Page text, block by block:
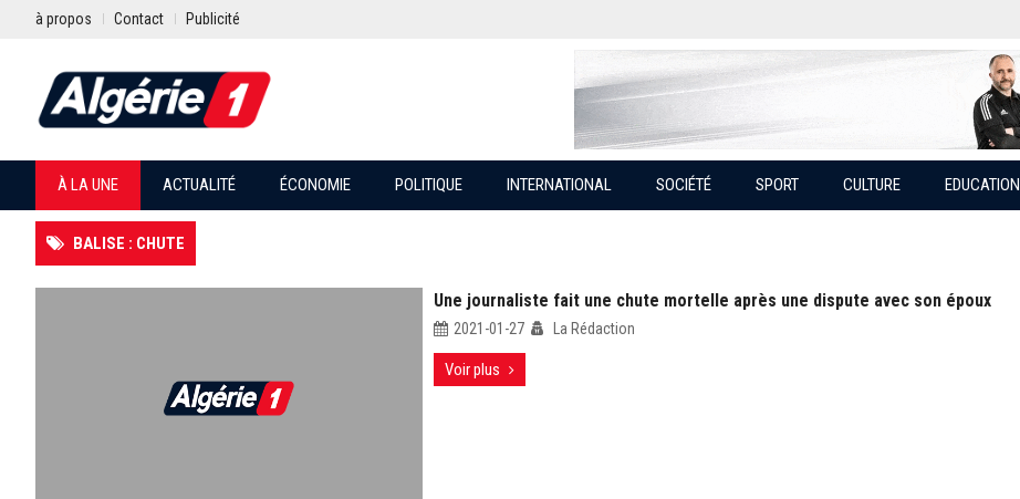
à propos Contact Publicité
À LA UNE ACTUALITÉ ÉCONOMIE POLITIQUE INTERNATIONAL SOCIÉTÉ SPORT CULTURE EDUCATION
BALISE : CHUTE
Une journaliste fait une chute mortelle après une dispute avec son époux
2021-01-27 La Rédaction
Voir plus